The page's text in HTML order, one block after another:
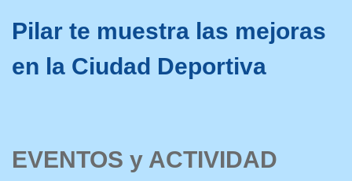
Pilar te muestra las mejoras
en la Ciudad Deportiva
EVENTOS y ACTIVIDAD